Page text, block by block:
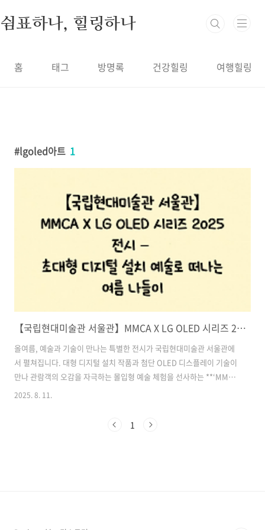
쉼표하나, 힐링하나
홈 태그 방명록 건강힐링 여행힐링
lgoled아트 1
【국립현대미술관 서울관】MMCA X LG OLED 시리즈 2025 전시 – 초대형 디지털 설치 예술로 떠나는 여름 나들이
올여름, 예술과 기술이 만나는 특별한 전시가 국립현대미술관 서울관에
서 펼쳐집니다. 대형 디지털 설치 작품과 첨단 OLED 디스플레이 기술이
만나 관람객의 오감을 자극하는 몰입형 예술 체험을 선사하는 **‘MMCA
X LG OLED 시리즈’**가 그 주인공입니다.특히 서울관의 상징적인 공간
융합, 그리고 사회적 메시지를 아우르며 현대미술의 새로운 지평을 열고
2025. 8. 11.
1